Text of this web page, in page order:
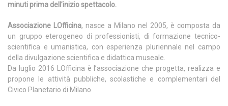
minuti prima dell’inizio spettacolo.
Associazione LOfficina, nasce a Milano nel 2005, è composta da
un gruppo eterogeneo di professionisti, di formazione tecnico-
scientifica e umanistica, con esperienza pluriennale nel campo
della divulgazione scientifica e didattica museale.
Da luglio 2016 LOfficina è l’associazione che progetta, realizza e
propone le attività pubbliche, scolastiche e complementari del
Civico Planetario di Milano.